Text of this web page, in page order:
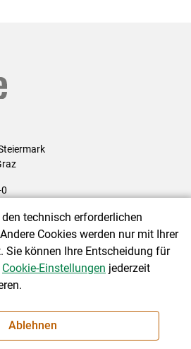
|Barrierefreiheit|
technisch erforderlichen
Cookies werden nur mit Ihrer
können Ihre Entscheidung für
Cookie-Einstellungen jederzeit
Ablehnen